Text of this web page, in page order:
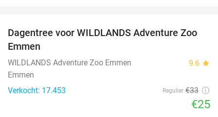
24%
Dagentree voor WILDLANDS Adventure Zoo
Emmen
WILDLANDS Adventure Zoo Emmen 9.6 star
Emmen
Verkocht: 17.453
Regulier €33
€25